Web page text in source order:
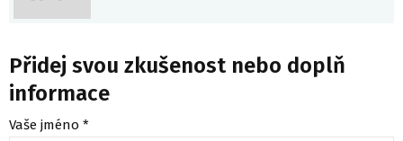
Přidej svou zkušenost nebo doplň
informace
Vaše jméno *